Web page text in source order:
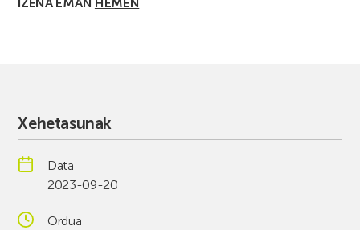
Xehetasunak
Data
2023-09-20
Ordua